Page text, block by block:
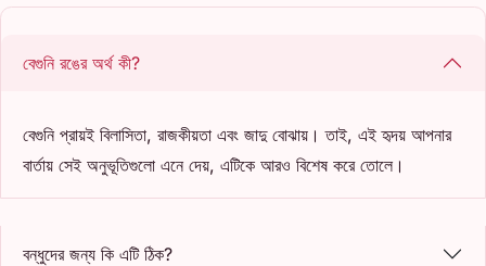
বেগুনি রঙের অর্থ কী?
বেগুনি প্রায়ই বিলাসিতা, রাজকীয়তা এবং জাদু বোঝায়। তাই, এই হৃদয় আপনার
বার্তায় সেই অনুভূতিগুলো এনে দেয়, এটিকে আরও বিশেষ করে তোলে।
বন্ধুদের জন্য কি এটি ঠিক?